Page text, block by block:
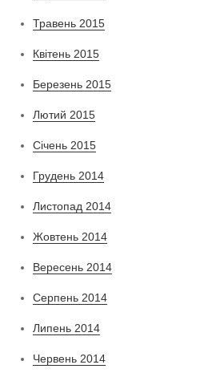
Травень 2015
Квітень 2015
Березень 2015
Лютий 2015
Січень 2015
Грудень 2014
Листопад 2014
Жовтень 2014
Вересень 2014
Серпень 2014
Липень 2014
Червень 2014